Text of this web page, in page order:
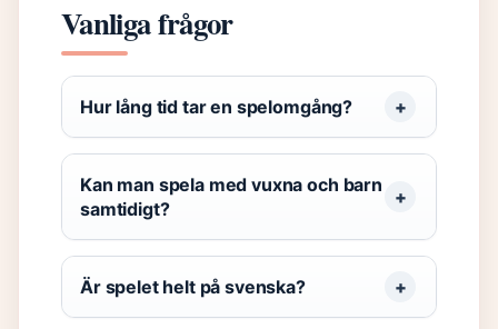
Vanliga frågor
Hur lång tid tar en spelomgång?
Kan man spela med vuxna och barn
samtidigt?
Är spelet helt på svenska?